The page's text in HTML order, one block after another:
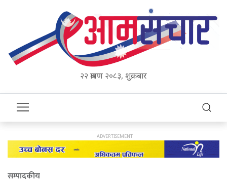
२२ श्रावण २०८३, शुक्रबार
सम्पादकीय